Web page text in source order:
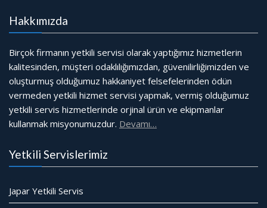
Hakkımızda
Birçok firmanın yetkili servisi olarak yaptığımız hizmetlerin
kalitesinden, müşteri odaklılığımızdan, güvenilirliğimizden ve
oluşturmuş olduğumuz hakkaniyet felsefelerinden ödün
vermeden yetkili hizmet servisi yapmak, vermiş olduğumuz
yetkili servis hizmetlerinde orjinal ürün ve ekipmanlar
kullanmak misyonumuzdur. Devamı…
Yetkili Servislerimiz
Japar Yetkili Servis